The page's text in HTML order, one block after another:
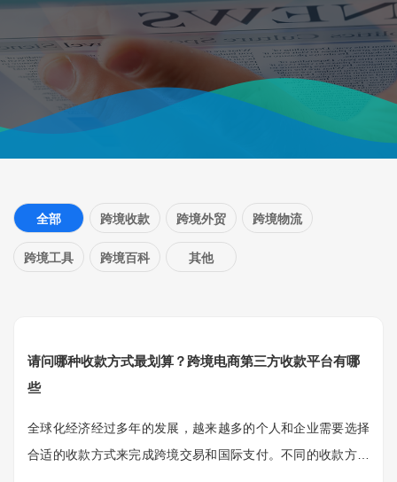
全部 跨境收款 跨境外贸 跨境物流
跨境工具 跨境百科 其他
请问哪种收款方式最划算？跨境电商第三方收款平台有哪
些
全球化经济经过多年的发展，越来越多的个人和企业需要选择
合适的收款方式来完成跨境交易和国际支付。不同的收款方式